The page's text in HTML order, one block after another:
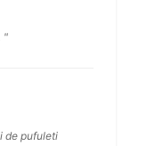
"
de pufuleti